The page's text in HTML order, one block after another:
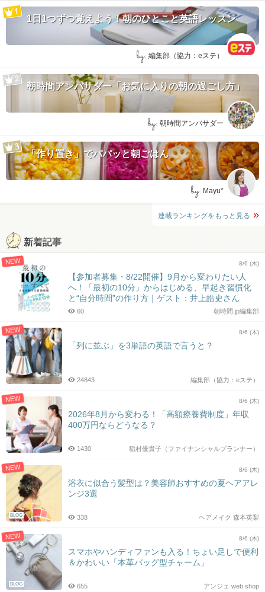
1日1つずつ覚えよう！朝のひとこと英語レッスン
by: 編集部（協力：eステ）
朝時間アンバサダー「お気に入りの朝の過ごし方」
by: 朝時間アンバサダー
「作り置き」でパパッと朝ごはん
by: Mayu*
連載ランキングをもっと見る
新着記事
NEW 8/6 (木)
【参加者募集・8/22開催】9月から変わりたい人
へ！「最初の10分」からはじめる、早起き習慣化
と“自分時間”の作り方｜ゲスト：井上皓史さん
朝時間.jp編集部
60
NEW 8/6 (木)
「列に並ぶ」を3単語の英語で言うと？
編集部（協力：eステ）
24843
NEW 8/6 (木)
2026年8月から変わる！「高額療養費制度」年収
400万円ならどうなる？
稲村優貴子（ファイナンシャルプランナー）
1430
NEW
BLOG
8/6 (木)
浴衣に似合う髪型は？美容師おすすめの夏ヘアアレ
ンジ3選
ヘアメイク 森本英梨
338
NEW
BLOG
8/6 (木)
スマホやハンディファンも入る！ちょい足しで便利
＆かわいい「本革バッグ型チャーム」
アンジェ web shop
655